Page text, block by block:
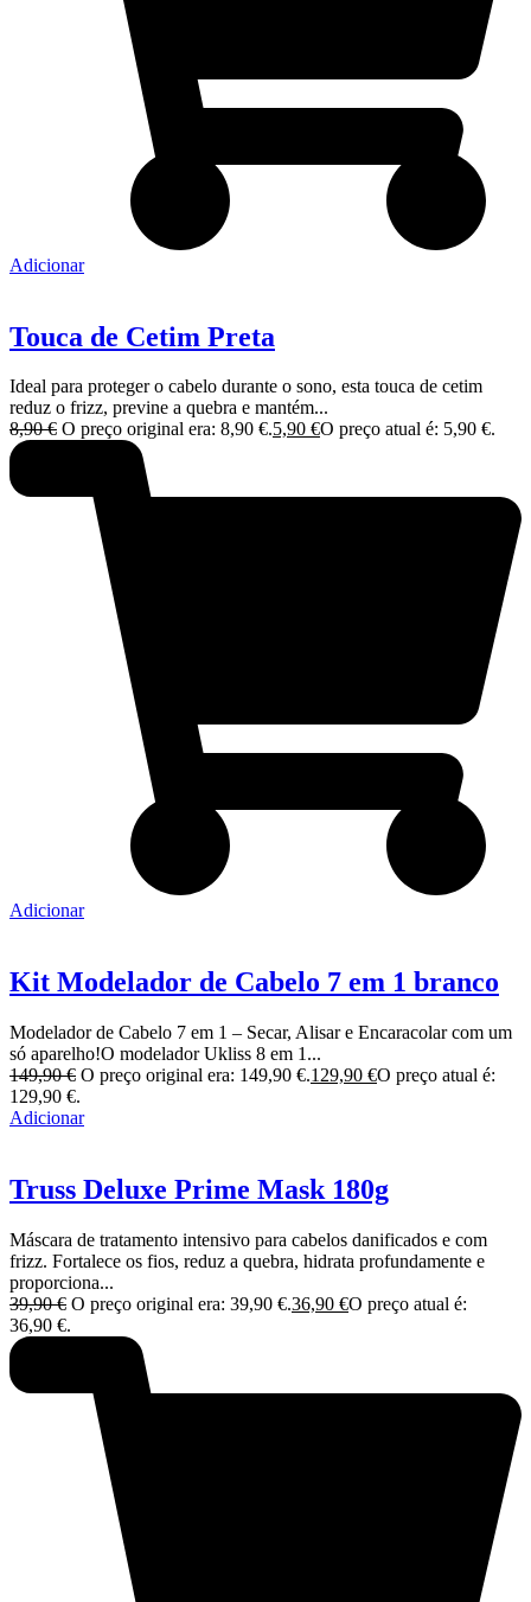
Adicionar
Touca de Cetim Preta
Ideal para proteger o cabelo durante o sono, esta touca de cetim
reduz o frizz, previne a quebra e mantém...
8,90€ O preço original era: 8,90 €.5,90 €O preço atual é: 5,90 €.
Adicionar
Kit Modelador de Cabelo 7 em 1 branco
Modelador de Cabelo 7 em 1 – Secar, Alisar e Encaracolar com um
só aparelho!O modelador Ukliss 8 em 1...
149,90€ O preço original era: 149,90 €.129,90 €O preço atual é:
129,90 €.
Adicionar
Truss Deluxe Prime Mask 180g
Máscara de tratamento intensivo para cabelos danificados e com
frizz. Fortalece os fios, reduz a quebra, hidrata profundamente e
proporciona...
39,90€ O preço original era: 39,90 €.36,90 €O preço atual é:
36,90 €.